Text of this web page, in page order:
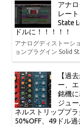
アナ
レー
State
ドルに！！！！！
アナログディストーシ
ョンプラグイン Solid
【過
ー、
銘機
ジュ
ネルストリッププ
50%OFF、49ドル過